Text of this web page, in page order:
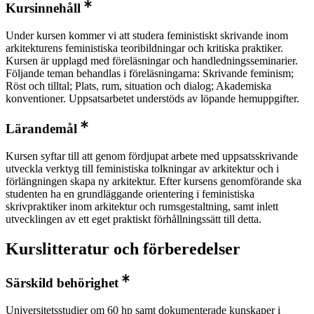
Kursinnehåll
Under kursen kommer vi att studera feministiskt skrivande inom
arkitekturens feministiska teoribildningar och kritiska praktiker.
Kursen är upplagd med föreläsningar och handledningsseminarier.
Följande teman behandlas i föreläsningarna: Skrivande feminism;
Röst och tilltal; Plats, rum, situation och dialog; Akademiska
konventioner. Uppsatsarbetet understöds av löpande hemuppgifter.
Lärandemål
Kursen syftar till att genom fördjupat arbete med uppsatsskrivande
utveckla verktyg till feministiska tolkningar av arkitektur och i
förlängningen skapa ny arkitektur. Efter kursens genomförande ska
studenten ha en grundläggande orientering i feministiska
skrivpraktiker inom arkitektur och rumsgestaltning, samt inlett
utvecklingen av ett eget praktiskt förhållningssätt till detta.
Kurslitteratur och förberedelser
Särskild behörighet
Universitetsstudier om 60 hp samt dokumenterade kunskaper i